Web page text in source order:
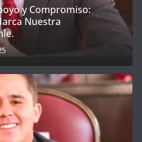
y Compromiso:
Nuestra